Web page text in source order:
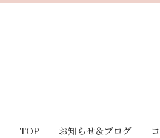
TOP お知らせ＆ブログ